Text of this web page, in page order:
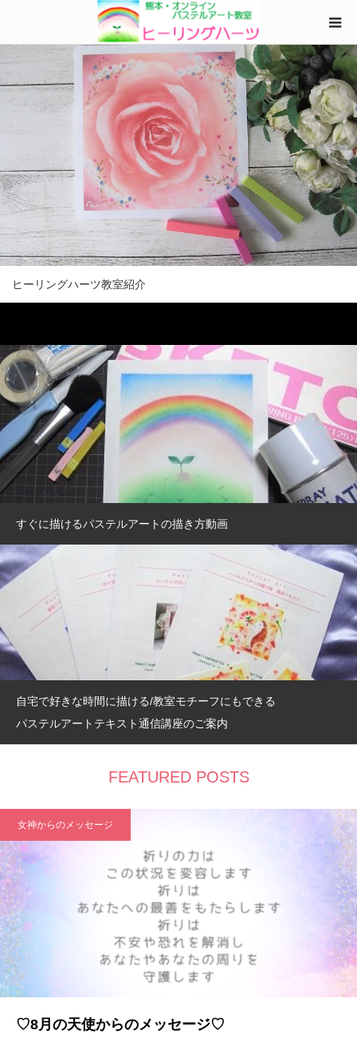
ヒーリングハーツ教室紹介
すぐに描けるパステルアートの描き方動画
自宅で好きな時間に描ける/教室モチーフにもできる
パステルアートテキスト通信講座のご案内
FEATURED POSTS
女神からのメッセージ
♡8月の天使からのメッセージ♡